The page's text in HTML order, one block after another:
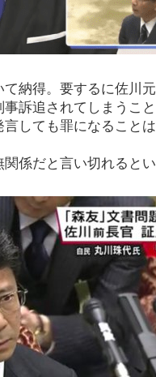
納得。要するに佐川
訴追されてしまうこ
しても罪になることは
係だと言い切れるとい